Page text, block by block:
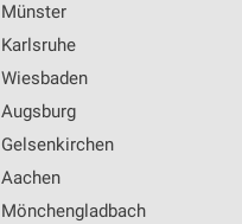
Münster
Karlsruhe
Wiesbaden
Augsburg
Gelsenkirchen
Aachen
Mönchengladbach